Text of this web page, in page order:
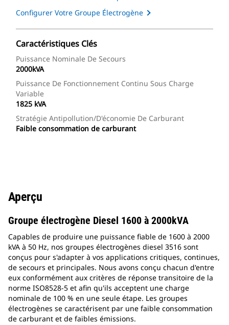
Configurer Votre Groupe Électrogène
Caractéristiques Clés
Puissance Nominale De Secours
2000kVA
Puissance De Fonctionnement Continu Sous Charge
Variable
1825 kVA
Stratégie Antipollution/d'économie De Carburant
Faible consommation de carburant
Aperçu
Groupe électrogène Diesel 1600 à 2000kVA
Capables de produire une puissance fiable de 1600 à 2000
kVA à 50 Hz, nos groupes électrogènes diesel 3516 sont
conçus pour s'adapter à vos applications critiques, continues,
de secours et principales. Nous avons conçu chacun d'entre
eux conformément aux critères de réponse transitoire de la
norme ISO8528-5 et afin qu'ils acceptent une charge
nominale de 100 % en une seule étape. Les groupes
électrogènes se caractérisent par une faible consommation
de carburant et de faibles émissions.